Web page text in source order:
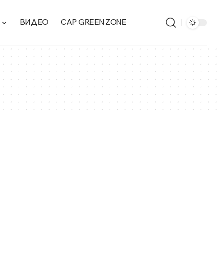
ВИДЕО CAP GREEN ZONE